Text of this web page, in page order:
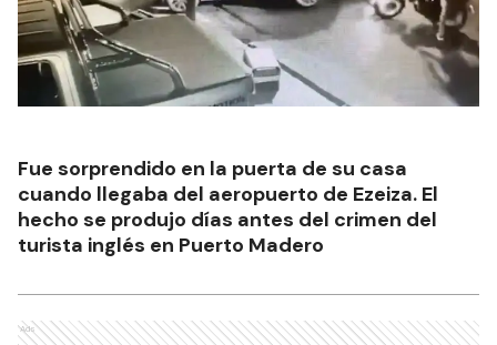
Fue sorprendido en la puerta de su casa
cuando llegaba del aeropuerto de Ezeiza. El
hecho se produjo días antes del crimen del
turista inglés en Puerto Madero
Ads